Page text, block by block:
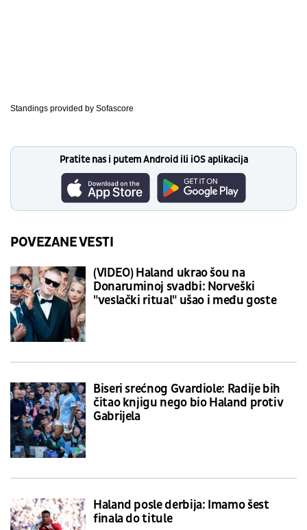
Standings provided by Sofascore
Pratite nas i putem Android ili iOS aplikacija
POVEZANE VESTI
(VIDEO) Haland ukrao šou na
Donaruminoj svadbi: Norveški
"veslački ritual" ušao i među goste
Biseri srećnog Gvardiole: Radije bih
čitao knjigu nego bio Haland protiv
Gabrijela
Haland posle derbija: Imamo šest
finala do titule